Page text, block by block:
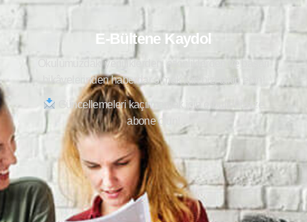
E-Bültene Kaydol
Okulumuzdaki yeniliklerden, etkinliklerden ve başarı
hikâyelerinden haberdar olmak için bizi takip edin!
Güncellemeleri kaçırmamak için e-bültenimize
abone olun!